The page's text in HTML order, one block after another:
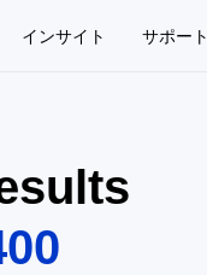
インサイト サポート